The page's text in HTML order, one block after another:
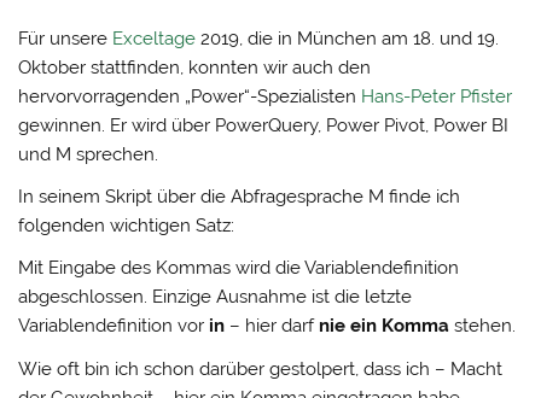
Für unsere Exceltage 2019, die in München am 18. und 19.
Oktober stattfinden, konnten wir auch den
hervorvorragenden „Power“-Spezialisten Hans-Peter Pfister
gewinnen. Er wird über PowerQuery, Power Pivot, Power BI
und M sprechen.
In seinem Skript über die Abfragesprache M finde ich
folgenden wichtigen Satz:
Mit Eingabe des Kommas wird die Variablendefinition
abgeschlossen. Einzige Ausnahme ist die letzte
Variablendefinition vor in – hier darf nie ein Komma stehen.
Wie oft bin ich schon darüber gestolpert, dass ich – Macht